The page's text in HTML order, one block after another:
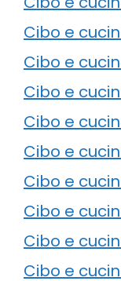
Cibo e
Cibo e
Cibo e
Cibo e
Cibo e
Cibo e
Cibo e
Cibo e
Cibo e